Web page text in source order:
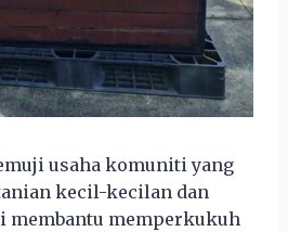
usaha komuniti yang
kecil-kecilan dan
membantu memperkukuh